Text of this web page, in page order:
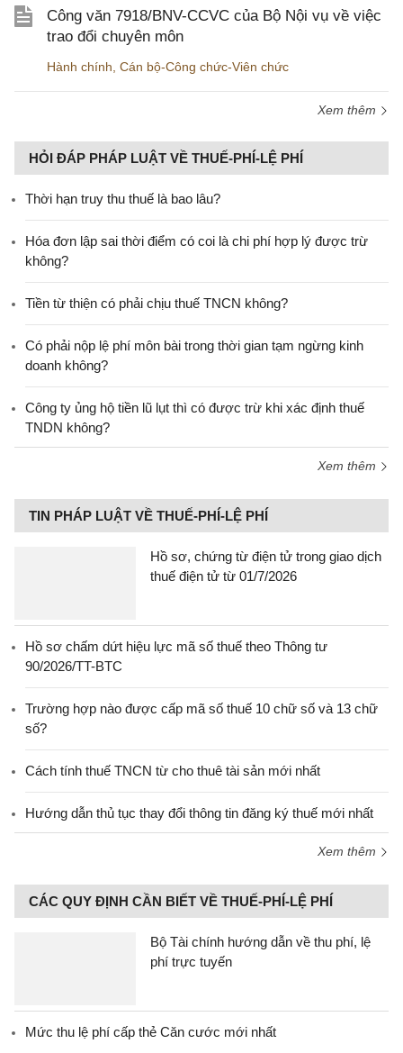
Công văn 7918/BNV-CCVC của Bộ Nội vụ về việc
trao đổi chuyên môn
Hành chính Cán bộ-Công chức-Viên chức
Xem thêm
HỎI ĐÁP PHÁP LUẬT VỀ THUẾ-PHÍ-LỆ PHÍ
Thời hạn truy thu thuế là bao lâu?
Hóa đơn lập sai thời điểm có coi là chi phí hợp lý được trừ
không?
Tiền từ thiện có phải chịu thuế TNCN không?
Có phải nộp lệ phí môn bài trong thời gian tạm ngừng kinh
doanh không?
Công ty ủng hộ tiền lũ lụt thì có được trừ khi xác định thuế
TNDN không?
Xem thêm
TIN PHÁP LUẬT VỀ THUẾ-PHÍ-LỆ PHÍ
Hồ sơ, chứng từ điện tử trong giao dịch
thuế điện tử từ 01/7/2026
Hồ sơ chấm dứt hiệu lực mã số thuế theo Thông tư
90/2026/TT-BTC
Trường hợp nào được cấp mã số thuế 10 chữ số và 13 chữ
số?
Cách tính thuế TNCN từ cho thuê tài sản mới nhất
Hướng dẫn thủ tục thay đổi thông tin đăng ký thuế mới nhất
Xem thêm
CÁC QUY ĐỊNH CẦN BIẾT VỀ THUẾ-PHÍ-LỆ PHÍ
Bộ Tài chính hướng dẫn về thu phí, lệ
phí trực tuyến
Mức thu lệ phí cấp thẻ Căn cước mới nhất